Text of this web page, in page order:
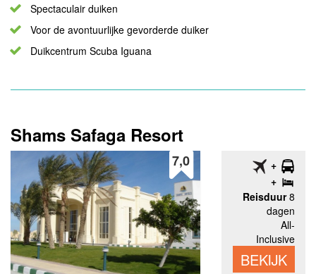
Spectaculair duiken
Voor de avontuurlijke gevorderde duiker
Duikcentrum Scuba Iguana
Shams Safaga Resort
7,0
Reisduur8
dagen
All-
Inclusive
BEKIJK